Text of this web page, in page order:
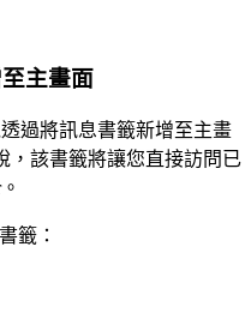
主畫面
過將訊息書籤新增至主畫
，該書籤將讓您直接訪問已
籤：